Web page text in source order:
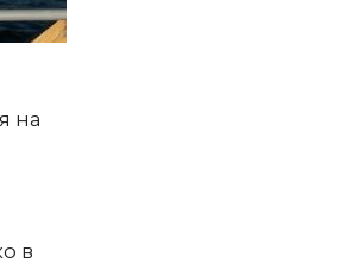
на
в